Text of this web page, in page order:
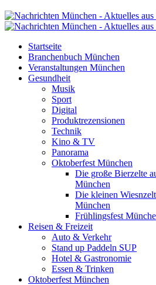
Startseite
Branchenbuch München
Veranstaltungen München
Gesundheit
Musik
Sport
Digital
Produktrezensionen
Technik
Kino & TV
Panorama
Oktoberfest München
Die große Bierzelte
München
Die kleinen
München
Frühlingsfest
Reisen & Freizeit
Auto & Verkehr
Stand up Paddeln SUP
Hotel & Gastronomie
Essen & Trinken
Oktoberfest München